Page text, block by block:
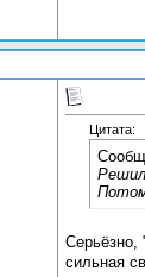
Цитата:
Серьёзно,
сильная